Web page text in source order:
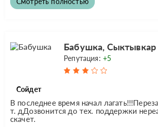
Бабушка, Сыктывкар
Репутация: +5
Сойдет
В последнее время начал
т. дДозвонится до тех. поддержки
скачет.